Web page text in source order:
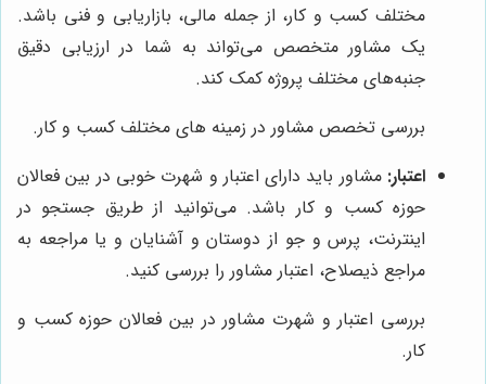
مختلف کسب و کار، از جمله مالی، بازاریابی و فنی باشد.
یک مشاور متخصص می‌تواند به شما در ارزیابی دقیق
جنبه‌های مختلف پروژه کمک کند.
بررسی تخصص مشاور در زمینه های مختلف کسب و کار.
اعتبار: مشاور باید دارای اعتبار و شهرت خوبی در بین فعالان
حوزه کسب و کار باشد. می‌توانید از طریق جستجو در
اینترنت، پرس و جو از دوستان و آشنایان و یا مراجعه به
مراجع ذیصلاح، اعتبار مشاور را بررسی کنید.
بررسی اعتبار و شهرت مشاور در بین فعالان حوزه کسب و
کار.